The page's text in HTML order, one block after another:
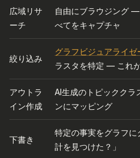
広域リサ
ーチ
自由にブラウジング
べてをキャプチャ
絞り込み
グラフビジュアライゼ
ラスタを特定 — これ
アウトラ
イン作成
AI生成のトピッククラ
ンにマッピング
下書き
特定の事実をグラフ
計を見つけた？」